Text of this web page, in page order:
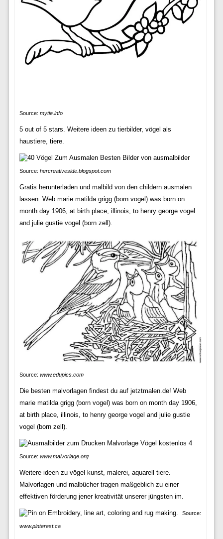
Source: mytie.info
5 out of 5 stars. Weitere ideen zu tierbilder, vögel als
haustiere, tiere.
Source: hercreativeside.blogspot.com
Gratis herunterladen und malbild von den childern ausmalen
lassen. Web marie matilda grigg (born vogel) was born on
month day 1906, at birth place, illinois, to henry george vogel
and julie gustie vogel (born zell).
Source: www.edupics.com
Die besten malvorlagen findest du auf jetztmalen.de! Web
marie matilda grigg (born vogel) was born on month day 1906,
at birth place, illinois, to henry george vogel and julie gustie
vogel (born zell).
Source: www.malvorlage.org
Weitere ideen zu vögel kunst, malerei, aquarell tiere.
Malvorlagen und malbücher tragen maßgeblich zu einer
effektiven förderung jener kreativität unserer jüngsten im.
Source:
www.pinterest.ca